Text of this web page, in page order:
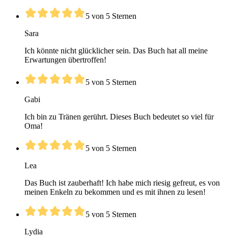
5 von 5 Sternen
Sara
Ich könnte nicht glücklicher sein. Das Buch hat all meine
Erwartungen übertroffen!
5 von 5 Sternen
Gabi
Ich bin zu Tränen gerührt. Dieses Buch bedeutet so viel für
Oma!
5 von 5 Sternen
Lea
Das Buch ist zauberhaft! Ich habe mich riesig gefreut, es von
meinen Enkeln zu bekommen und es mit ihnen zu lesen!
5 von 5 Sternen
Lydia